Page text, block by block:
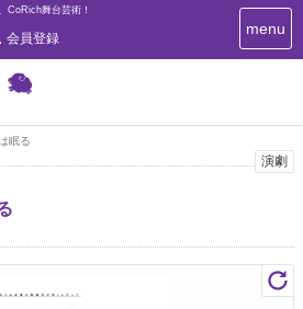
CoRich舞台芸術！
会員登録
T
o
g
a
menu
眠る
演劇